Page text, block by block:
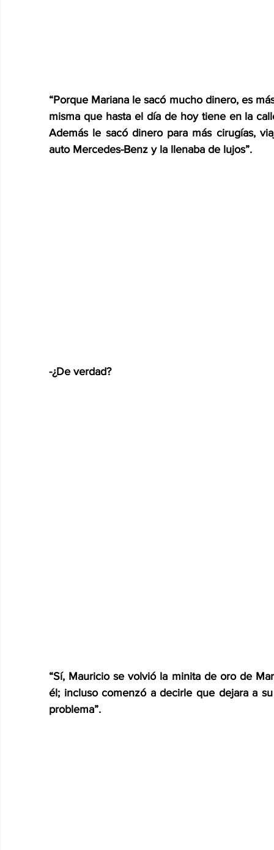
“Porque Mariana le sacó mucho dinero, es
misma que hasta el día de hoy tiene en la
Además le sacó dinero para más cirugías,
auto Mercedes-Benz y la llenaba de lujos”.
-¿De verdad?
“Sí, Mauricio se volvió la minita de oro de
él; incluso comenzó a decirle que dejara a
problema”.